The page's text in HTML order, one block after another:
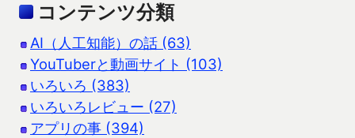
コンテンツ分類
AI（人工知能）の話 (63)
YouTuberと動画サイト (103)
いろいろ (383)
いろいろレビュー (27)
アプリの事 (394)